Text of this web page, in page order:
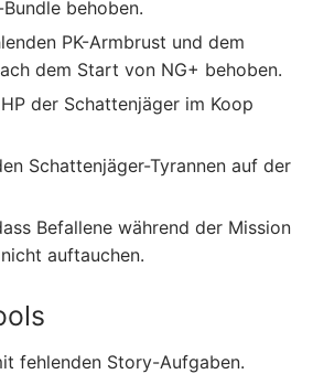
behoben.
PK-Armbrust und dem
dem Start von NG+ behoben.
der Schattenjäger im Koop
Schattenjäger-Tyrannen auf der
Befallene während der Mission
auftauchen.
fehlenden Story-Aufgaben.